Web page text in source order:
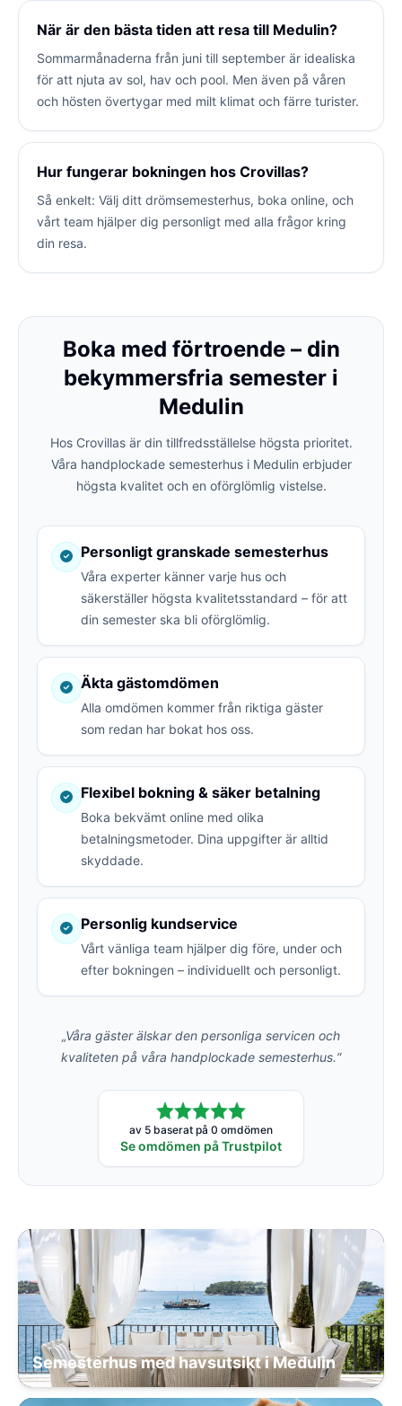
När är den bästa tiden att resa till Medulin?
Sommarmånaderna från juni till september är idealiska
för att njuta av sol, hav och pool. Men även på våren
och hösten övertygar med milt klimat och färre turister.
Hur fungerar bokningen hos Crovillas?
Så enkelt: Välj ditt drömsemesterhus, boka online, och
vårt team hjälper dig personligt med alla frågor kring
din resa.
Boka med förtroende – din
bekymmersfria semester i
Medulin
Hos Crovillas är din tillfredsställelse högsta prioritet.
Våra handplockade semesterhus i Medulin erbjuder
högsta kvalitet och en oförglömlig vistelse.
Personligt granskade semesterhus
Våra experter känner varje hus och
säkerställer högsta kvalitetsstandard – för att
din semester ska bli oförglömlig.
Äkta gästomdömen
Alla omdömen kommer från riktiga gäster
som redan har bokat hos oss.
Flexibel bokning & säker betalning
Boka bekvämt online med olika
betalningsmetoder. Dina uppgifter är alltid
skyddade.
Personlig kundservice
Vårt vänliga team hjälper dig före, under och
efter bokningen – individuellt och personligt.
„Våra gäster älskar den personliga servicen och
kvaliteten på våra handplockade semesterhus.“
av 5 baserat på 0 omdömen
Se omdömen på Trustpilot
Semesterhus med havsutsikt i Medulin